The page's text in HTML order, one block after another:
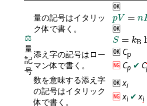
⚖️
量
記
号
量の記号はイタリッ
ク体で書く。
🆗
pV = n
pV= RT
🆗
S = kB
S= Bln
添え字の記号はロー
マン体で書く。
🆗 Cp
🆖 Cp ✔ C
数を意味する添え字
の記号はイタリック
体で書く。
🆗xi
🆖xi ✔ xi